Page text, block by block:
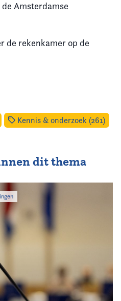
Amsterdamse
de rekenkamer op de
Kennis & onderzoek (261)
dit thema